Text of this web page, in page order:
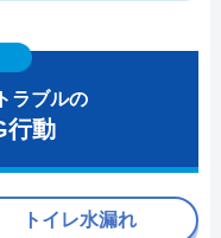
ラブルの
行動
トイレ水漏れ